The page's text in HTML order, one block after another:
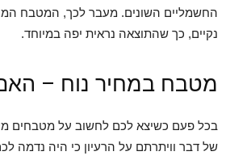
החשמליים השונים. מעבר לכך, המטבח
נקיים, כך שהתוצאה נראית יפה במיוחד.
מטבח במחיר נוח –
בכל פעם כשיצא לכם לחשוב על מטבחים
של דבר וויתרתם על הרעיון כי היה נדמה